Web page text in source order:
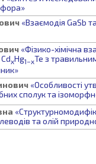
«Взаємодія GaSb
«Фізико-хімічна
CdxHg1−xTe з
«Особливості
сполук та
та олій